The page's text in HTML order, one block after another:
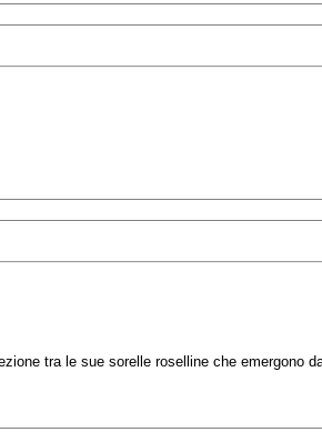
tra le sue sorelle roselline che emergono